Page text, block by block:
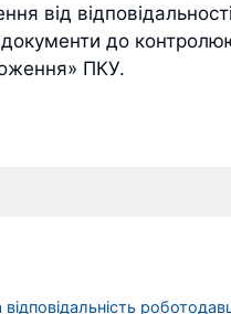
від
документи до
ПКУ.